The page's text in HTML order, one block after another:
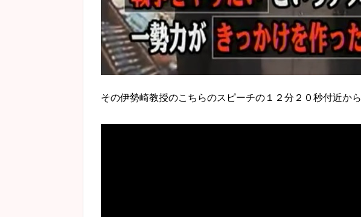
その伊勢崎教授のこちらのスピーチの１２分２０秒付近から